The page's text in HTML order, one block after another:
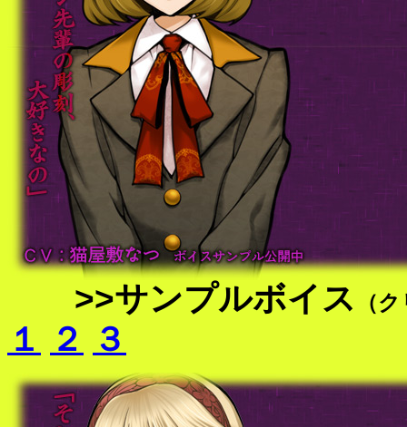
>>サンプルボイス （
１ ２ ３